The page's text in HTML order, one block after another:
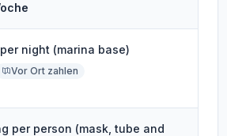
night (marina base)
Vor Ort zahlen
per person (mask, tube and